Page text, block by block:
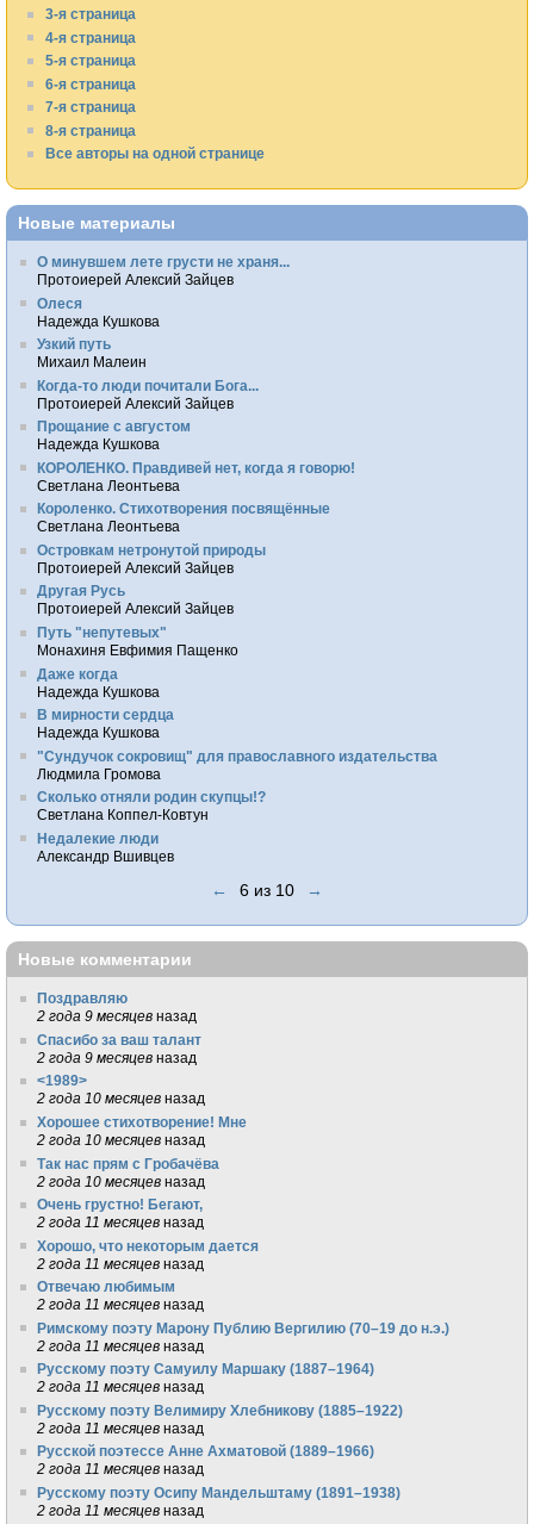
3-я страница
4-я страница
5-я страница
6-я страница
7-я страница
8-я страница
Все авторы на одной странице
Новые материалы
О минувшем лете грусти не храня...
Протоиерей Алексий Зайцев
Олеся
Надежда Кушкова
Узкий путь
Михаил Малеин
Когда-то люди почитали Бога...
Протоиерей Алексий Зайцев
Прощание с августом
Надежда Кушкова
КОРОЛЕНКО. Правдивей нет, когда я говорю!
Светлана Леонтьева
Короленко. Стихотворения посвящённые
Светлана Леонтьева
Островкам нетронутой природы
Протоиерей Алексий Зайцев
Другая Русь
Протоиерей Алексий Зайцев
Путь "непутевых"
Монахиня Евфимия Пащенко
Даже когда
Надежда Кушкова
В мирности сердца
Надежда Кушкова
"Сундучок сокровищ" для православного издательства
Людмила Громова
Сколько отняли родин скупцы!?
Светлана Коппел-Ковтун
Недалекие люди
Александр Вшивцев
← 6 из 10 →
Новые комментарии
Поздравляю
2 года 9 месяцев назад
Спасибо за ваш талант
2 года 9 месяцев назад
<1989>
2 года 10 месяцев назад
Хорошее стихотворение! Мне
2 года 10 месяцев назад
Так нас прям с Гробачёва
2 года 10 месяцев назад
Очень грустно! Бегают,
2 года 11 месяцев назад
Хорошо, что некоторым дается
2 года 11 месяцев назад
Отвечаю любимым
2 года 11 месяцев назад
Римскому поэту Марону Публию Вергилию (70–19 до н.э.)
2 года 11 месяцев назад
Русскому поэту Самуилу Маршаку (1887–1964)
2 года 11 месяцев назад
Русскому поэту Велимиру Хлебникову (1885–1922)
2 года 11 месяцев назад
Русской поэтессе Анне Ахматовой (1889–1966)
2 года 11 месяцев назад
Русскому поэту Осипу Мандельштаму (1891–1938)
2 года 11 месяцев назад